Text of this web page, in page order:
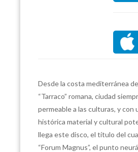
Desde la costa mediterránea
“Tarraco” romana, ciudad
permeable a las culturas, y con
histórica material y cultural
llega este disco, el título del
“Forum Magnus”, el punto